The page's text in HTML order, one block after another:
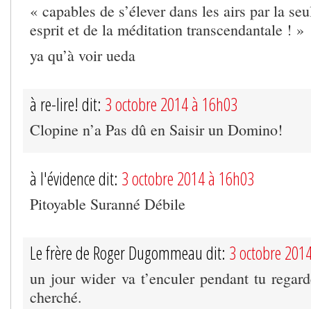
« capables de s’élever dans les airs par la
esprit et de la méditation transcendantale ! »
ya qu’à voir ueda
à re-lire! dit: 3 octobre 2014 à 16h03
Clopine n’a Pas dû en Saisir un Domino!
à l'évidence dit: 3 octobre 2014 à 16h03
Pitoyable Suranné Débile
Le frère de Roger Dugommeau dit: 3 octobre
un jour wider va t’enculer pendant tu
cherché.